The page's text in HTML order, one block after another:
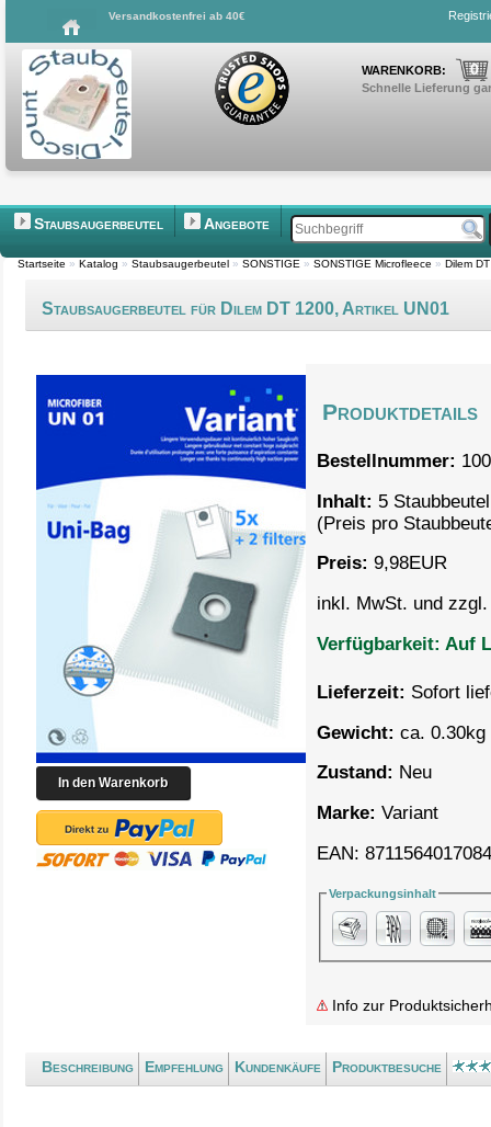
Versandkostenfrei ab 40€
WARENKORB: 0
Schnelle Lieferung
Staubsaugerbeutel Angebote
Startseite » Katalog » Staubsaugerbeutel » SONSTIGE » SONSTIGE Microfleece » Dilem
Staubsaugerbeutel für Dilem DT 1200, Artikel UN01
Produktdetails
Bestellnummer:
Inhalt: 5 Staubbeutel
(Preis pro
Preis: 9,98EUR
inkl. MwSt. und
Verfügbarkeit: Auf
Lieferzeit: Sofort
Gewicht: ca. 0.30kg
Zustand: Neu
Marke: Variant
EAN: 8711564017084
Verpackungsinhalt
Info zur
Beschreibung Empfehlung Kundenkäufe Produktbesuche